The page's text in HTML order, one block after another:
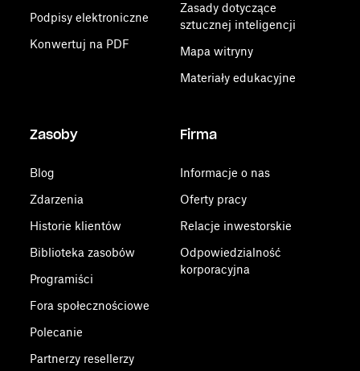
Podpisy elektroniczne
Konwertuj na PDF
Zasady dotyczące
sztucznej inteligencji
Mapa witryny
Materiały edukacyjne
Zasoby
Blog
Zdarzenia
Historie klientów
Biblioteka zasobów
Programiści
Fora społecznościowe
Polecanie
Partnerzy resellerzy
Firma
Informacje o nas
Oferty pracy
Relacje inwestorskie
Odpowiedzialność
korporacyjna